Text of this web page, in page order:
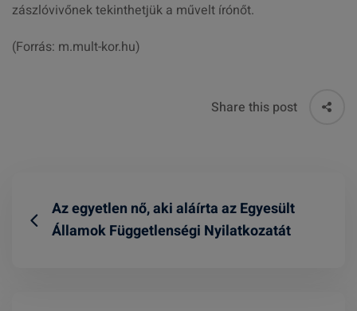
zászlóvivőnek tekinthetjük a művelt írónőt.
(Forrás: m.mult-kor.hu)
Share this post
Az egyetlen nő, aki aláírta az Egyesült
Államok Függetlenségi Nyilatkozatát